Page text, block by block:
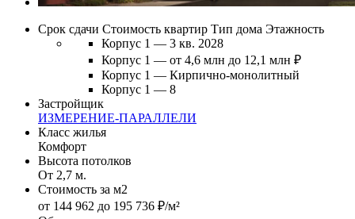
Срок сдачи Стоимость квартир Тип дома Этажность
Корпус 1 — 3 кв. 2028
Корпус 1 — от 4,6 млн до 12,1 млн ₽
Корпус 1 — Кирпично-монолитный
Корпус 1 — 8
Застройщик
ИЗМЕРЕНИЕ-ПАРАЛЛЕЛИ
Класс жилья
Комфорт
Высота потолков
От 2,7 м.
Стоимость за м2
от 144 962 до 195 736 ₽/м²